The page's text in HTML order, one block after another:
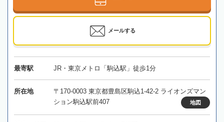
メールする
最寄駅 JR・東京メトロ「駒込駅」徒歩1分
所在地
〒170-0003 東京都豊島区駒込1-42-2 ライオンズマン
ション駒込駅前407
地図